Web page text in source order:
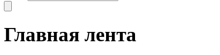
Главная лента